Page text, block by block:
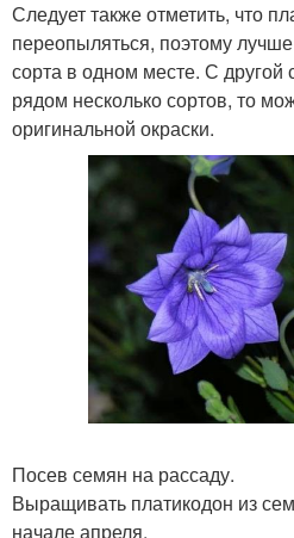
Следует также отметить, что
переопыляться, поэтому
сорта в одном месте. С другой
рядом несколько сортов, то
оригинальной окраски.
Посев семян на рассаду.
Выращивать платикодон из
начале апреля.